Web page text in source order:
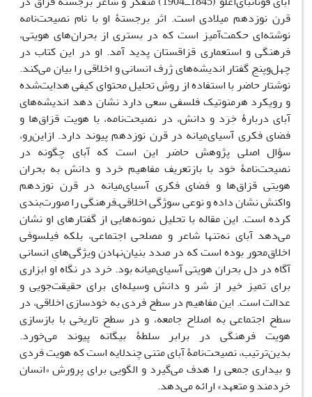
قرن نوزدهم میلادی است. اثر برجستۀ او با نام نصیحت‌نامه
نوشته‌ای حکمت‌آمیز است که در بستری از بحران‌های هویتی،
فرهنگی و استعماری قزاقستان پدید آمد. او در این کتاب در
چهل‌و‌پنج گفتار اندیشه‌های ژرف انسانی و اخلاقی را بیان می‌کند.
نوشتار حاضر با استفاده از روش تحلیل محتوای کیفی هدایت‌شده
و رویکرد هرمنوتیک فلسفی سعی دارد نشان دهد اندیشه‌های
آبای دربارۀ خِرَد و دانش، در نصیحت‌نامه، با هویت قزاق‌ها و
فضای فکری آسیای‌میانه در قرن نوزدهم پیوند دارد. ازاین‌رو،
سؤال اصلی پژوهش حاضر این است که آبای چگونه در
نصیحت‌نامۀ خود با بازتعریف مفاهیم خرد و دانش به بحران
هویتی قزاق‌ها و فضای فکری آسیای‌میانه در قرن نوزدهم
واکنش نشان داده و نوعی سوژگی اخلاقی‌ـ‌فرهنگی را صورت‌بندی
کرده است. این مقاله با تحلیل نمونه‌هایی از گفتارهای او نشان
می‌دهد آبای نه‌تنها شاعر و مصلحی اجتماعی، بلکه فیلسوفی
اخلاق‌محور بوده است که در صدد بنیان‌نهادن ویژگی‌هایِ انسانی
آگاه در دل بحران هویتی آسیای‌میانه بود. خرد در نگاه او ابزاری
برای تمیز خیر از شر و دانش وسیله‌ای برای حقیقت‌جویی و
عدالت است. این مفاهیم در سطح فردی به خودسازی اخلاقی، در
سطح اجتماعی به اصلاح جامعه، و در سطح تاریخی با بازسازی
هویت فرهنگی در برابر سلطۀ بیگانه پیوند می‌خورد.
بدین‌ترتیب، نصیحت‌نامۀ آبای متنی چندلایه است که هویت فردی
و بیداری جمعی را هدف می‌گیرد و الگویی برای پرورش «انسان
خردمند و متعهد» ارائه می‌دهد.